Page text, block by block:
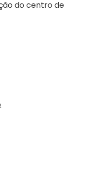
do centro de